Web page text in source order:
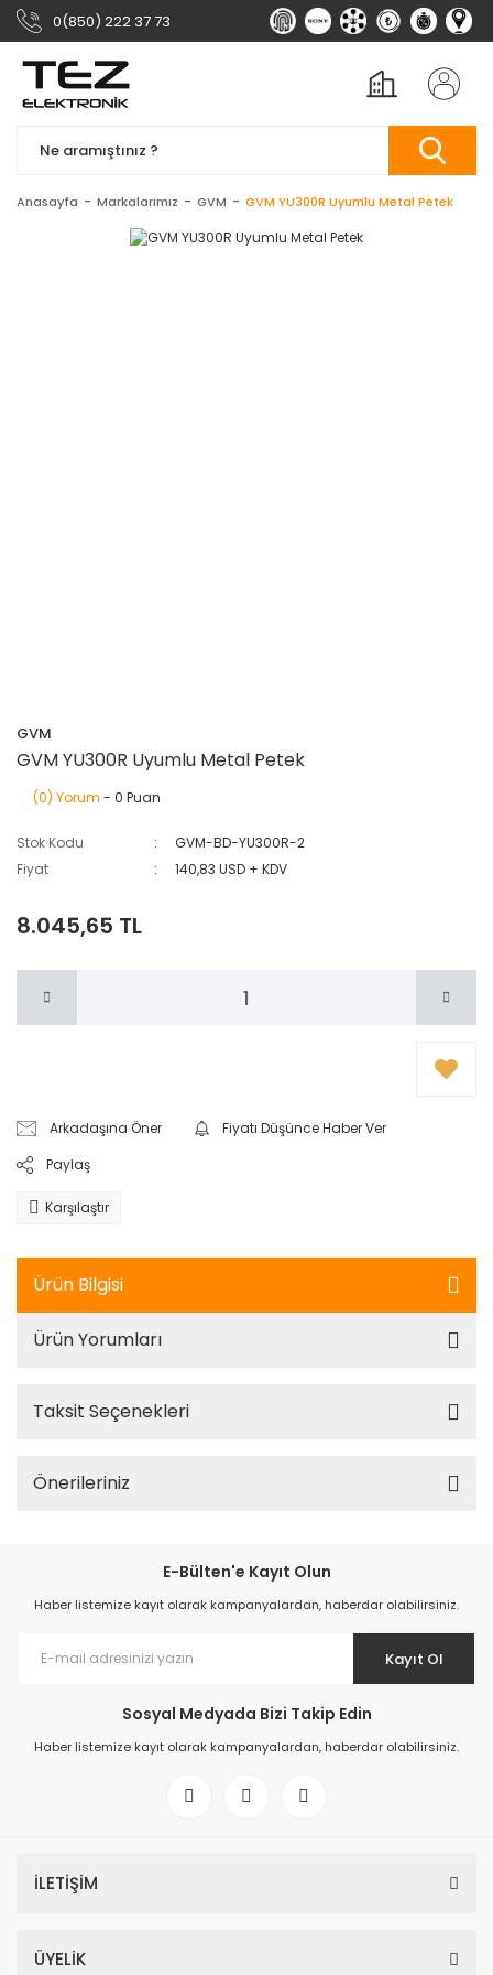
0(850) 222 37 73
Anasayfa Markalarımız GVM GVM YU300R Uyumlu Metal Petek
GVM
GVM YU300R Uyumlu Metal Petek
(0) Yorum - 0 Puan
Stok Kodu
GVM-BD-YU300R-2
Fiyat
140,83 USD + KDV
8.045,65 TL
Arkadaşına Öner
Fiyatı Düşünce Haber Ver
Paylaş
Karşılaştır
Ürün Bilgisi
Ürün Yorumları
Taksit Seçenekleri
Önerileriniz
E-Bülten'e Kayıt Olun
Haber listemize kayıt olarak kampanyalardan, haberdar olabilirsiniz.
Kayıt Ol
Sosyal Medyada Bizi Takip Edin
Haber listemize kayıt olarak kampanyalardan, haberdar olabilirsiniz.
İLETİŞİM
ÜYELİK